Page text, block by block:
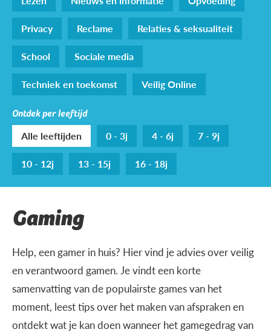
Privacy
Reclame
Relaties & seksualiteit
School
Sociale media
Techniek en toekomst
Veilig Online
Ontdek per leeftijd
Alle leeftijden 0 - 3j 4 - 6j
7 - 9j
10 - 12j
13 - 15j 16 - 18j
Gaming
Help, een gamer in huis? Hier vind je advies over veilig
en verantwoord gamen. Je vindt een korte
samenvatting van de populairste games van het
moment, leest tips over het maken van afspraken en
ontdekt wat je kan doen wanneer het gamegedrag van